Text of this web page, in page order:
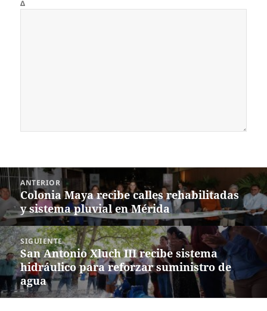
Δ
Navegación
de
entradas
ANTERIOR
Entrada
anterior:
Colonia Maya recibe calles rehabilitadas
y sistema pluvial en Mérida
SIGUIENTE
Siguiente
entrada:
San Antonio Xluch III recibe sistema
hidráulico para reforzar suministro de
agua